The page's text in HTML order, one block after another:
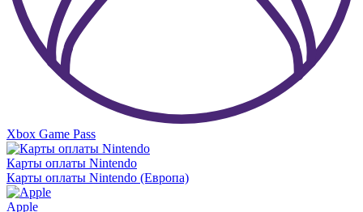
Xbox Game Pass
Карты оплаты Nintendo
Карты оплаты Nintendo (Европа)
Apple